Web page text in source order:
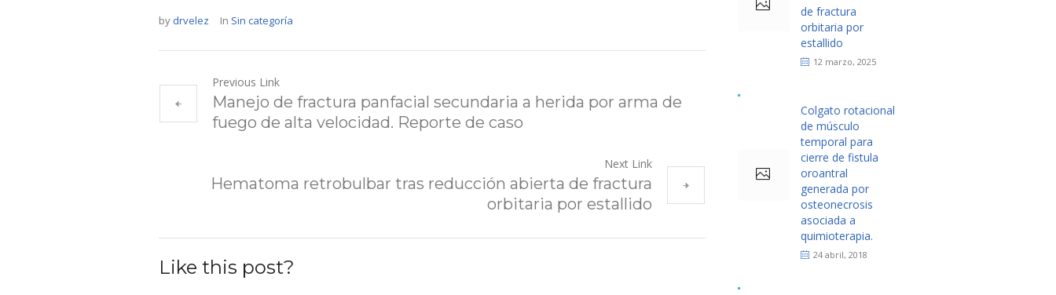
by drvelez In Sin categoría
Previous Link
Manejo de fractura panfacial secundaria a herida por arma de
fuego de alta velocidad. Reporte de caso
Next Link
Hematoma retrobulbar tras reducción abierta de fractura
orbitaria por estallido
Like this post?
de fractura
orbitaria por
estallido
12 marzo, 2025
Colgato rotacional
de músculo
temporal para
cierre de fistula
oroantral
generada por
osteonecrosis
asociada a
quimioterapia.
24 abril, 2018